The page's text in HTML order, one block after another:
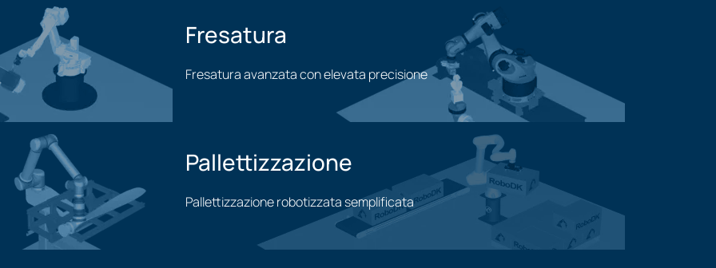
Fresatura
Fresatura avanzata con elevata precisione
Pallettizzazione
Pallettizzazione robotizzata semplificata
Applicazione di pallettizzazione